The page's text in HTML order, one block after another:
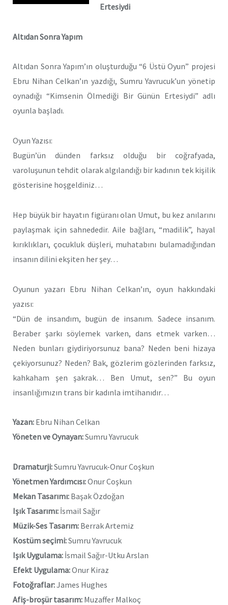
Ertesiydi
Altıdan Sonra Yapım
Altıdan Sonra Yapım’ın oluşturduğu “6 Üstü Oyun” projesi
Ebru Nihan Celkan’ın yazdığı, Sumru Yavrucuk’un yönetip
oynadığı “Kimsenin Ölmediği Bir Günün Ertesiydi” adlı
oyunla başladı.
Oyun Yazısı:
Bugün’ün dünden farksız olduğu bir coğrafyada,
varoluşunun tehdit olarak algılandığı bir kadının tek kişilik
gösterisine hoşgeldiniz…
Hep büyük bir hayatın figüranı olan Umut, bu kez anılarını
paylaşmak için sahnededir. Aile bağları, “madilik”, hayal
kırıklıkları, çocukluk düşleri, muhatabını bulamadığından
insanın dilini ekşiten her şey…
Oyunun yazarı Ebru Nihan Celkan’ın, oyun hakkındaki
yazısı:
“Dün de insandım, bugün de insanım. Sadece insanım.
Beraber şarkı söylemek varken, dans etmek varken…
Neden bunları giydiriyorsunuz bana? Neden beni hizaya
çekiyorsunuz? Neden? Bak, gözlerim gözlerinden farksız,
kahkaham şen şakrak… Ben Umut, sen?” Bu oyun
insanlığımızın trans bir kadınla imtihanıdır…
Yazan: Ebru Nihan Celkan
Yöneten ve Oynayan:Sumru Yavrucuk
Dramaturji:Sumru Yavrucuk-Onur Coşkun
Yönetmen Yardımcısı:Onur Coşkun
Mekan Tasarımı: Başak Özdoğan
Işık Tasarımı: İsmail Sağır
Müzik-Ses Tasarım: Berrak Artemiz
Kostüm seçimi:Sumru Yavrucuk
Işık Uygulama: İsmail Sağır-Utku Arslan
Efekt Uygulama:Onur Kiraz
Fotoğraflar:James Hughes
Afiş-broşür tasarım: Muzaffer Malkoç